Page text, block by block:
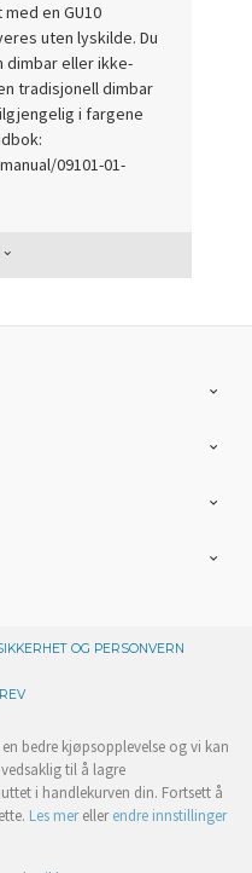
en GU10
uten lyskilde. Du
dimbar eller ikke-
tradisjonell dimbar
i fargene
09101-01-
OG PERSONVERN
bedre kjøpsopplevelse og vi kan
til å lagre
i handlekurven din. Fortsett å
Les merellerendre innstillinger